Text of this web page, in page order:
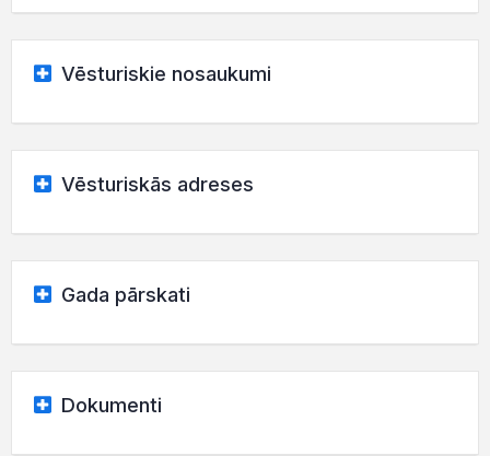
Vēsturiskie nosaukumi
Vēsturiskās adreses
Gada pārskati
Dokumenti